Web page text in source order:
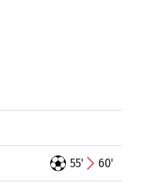
55' 60'